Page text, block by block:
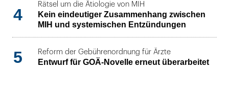
4
Rätsel um die Ätiologie von MIH
Kein eindeutiger Zusammenhang zwischen
MIH und systemischen Entzündungen
5 Reform der Gebührenordnung für Ärzte
Entwurf für GOÄ-Novelle erneut überarbeitet